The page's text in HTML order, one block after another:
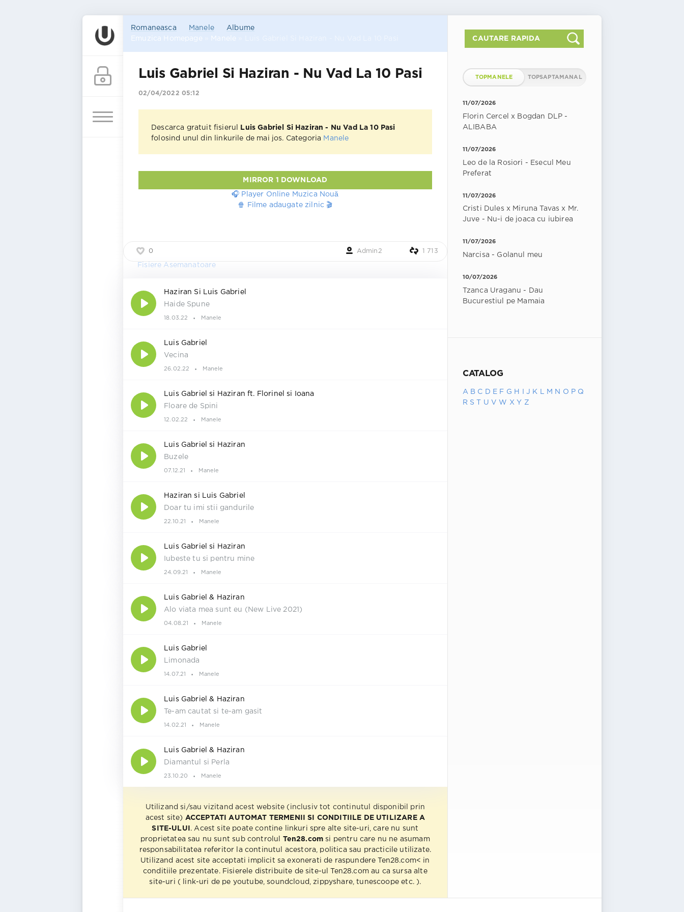
Romaneasca Manele
Albume
Emuzica Homepage
Manele
Luis Gabriel Si Haziran - Nu Vad La 10 Pasi
02/04/2022 05:12
Descarca gratuit fisierul
Luis Gabriel Si Haziran - Nu Vad La 10 Pasi
folosind unul din linkurile de mai jos. Categoria Manele
MIRROR 1 DOWNLOAD
🎧 Player Online Muzica Nouă
🍿 Filme adaugate zilnic 🎬
0 Admin2 1 713
Fisiere Asemanatoare
Haziran Si Luis Gabriel
Haide Spune
18.03.22 Manele
Luis Gabriel
Vecina
26.02.22 Manele
Luis Gabriel si Haziran ft. Florinel si Ioana
Floare de Spini
12.02.22 Manele
Luis Gabriel si Haziran
Buzele
07.12.21 Manele
Haziran si Luis Gabriel
Doar tu imi stii gandurile
22.10.21 Manele
Luis Gabriel si Haziran
Iubeste tu si pentru mine
24.09.21 Manele
Luis Gabriel & Haziran
Alo viata mea sunt eu (New Live 2021)
04.08.21 Manele
Luis Gabriel
Limonada
14.07.21 Manele
Luis Gabriel & Haziran
Te-am cautat si te-am gasit
14.02.21 Manele
Luis Gabriel & Haziran
Diamantul si Perla
23.10.20 Manele
Utilizand si/sau vizitand acest website (inclusiv tot continutul disponibil prin
acest site) ACCEPTATI AUTOMAT TERMENII SI CONDITIILE DE UTILIZARE A
SITE-ULUI . Acest site poate contine linkuri spre alte site-uri, care nu sunt
proprietatea sau nu sunt sub controlul
Ten28.com si pentru care nu ne asumam
responsabilitatea referitor la continutul acestora, politica sau practicile utilizate.
Utilizand acest site acceptati implicit sa exonerati de raspundere Ten28.com< in
conditiile prezentate. Fisierele distribuite de site-ul Ten28.com au ca sursa alte
site-uri ( link-uri de pe youtube, soundcloud, zippyshare, tunescoope etc. ).
TOPMANELE TOPSAPTAMANAL
11/07/2026
Florin Cercel x Bogdan DLP -
ALIBABA
11/07/2026
Leo de la Rosiori - Esecul Meu
Preferat
11/07/2026
Cristi Dules x Miruna Tavas x Mr.
Juve - Nu-i de joaca cu iubirea
11/07/2026
Narcisa - Golanul meu
10/07/2026
Tzanca Uraganu - Dau
Bucurestiul pe Mamaia
CATALOG
A B C D E F G H J K M N O P Q
R S U V W X Y Z